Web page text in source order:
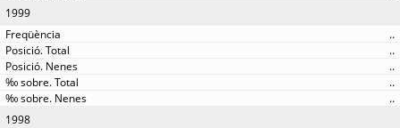
1999
..
..
..
..
..
1998